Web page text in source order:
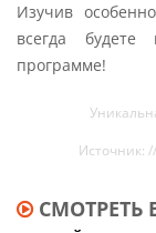
Изучив
всегда
программе!
Источник:
СМОТРЕТЬ